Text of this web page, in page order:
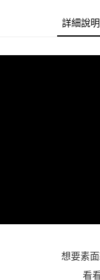
易，需依本服務之必要範
權轉讓予恩沛科技股份有限
詳細說明
想要素
看